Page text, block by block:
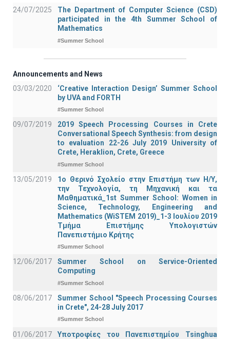
24/07/2025
The Department of Computer Science (CSD)
participated in the 4th Summer School of
Mathematics
#Summer School
Announcements and News
03/03/2020
‘Creative Interaction Design’ Summer School
by UVA and FORTH
#Summer School
09/07/2019
2019 Speech Processing Courses in Crete
Conversational Speech Synthesis: from design
to evaluation 22-26 July 2019 University of
Crete, Heraklion, Crete, Greece
#Summer School
13/05/2019
1o Θερινό Σχολείο στην Επιστήμη των Η/Υ,
την Τεχνολογία, τη Μηχανική και τα
Μαθηματικά_1st Summer School: Women in
Science, Technology, Engineering and
Mathematics (WiSTEM 2019)_1-3 Ιουλίου 2019
Τμήμα Επιστήμης Υπολογιστών
Πανεπιστήμιο Κρήτης
#Summer School
12/06/2017
Summer School on Service-Oriented
Computing
#Summer School
08/06/2017
Summer School "Speech Processing Courses
in Crete", 24-28 July 2017
#Summer School
01/06/2017 Υποτροφίες του Πανεπιστημίου Tsinghua